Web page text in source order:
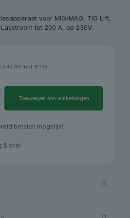
voor MIG/MAG, TIG Lift,
tot 200 A, op 230V.
544,49 incl. BTW
Toevoegen aan winkelwagen
betalen mogelijk!
& snel